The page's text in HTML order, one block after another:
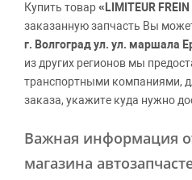
Купить товар«LIMITEUR FREIN
заказанную запчасть Вы
г. Волгоград ул. ул. маршала
из других регионов мы
транспортными компаниями,
заказа, укажите куда нужно
Важная информация
магазина